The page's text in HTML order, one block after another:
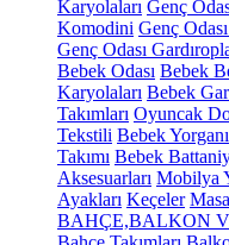
Karyolaları Genç
Komodini Genç
Genç Odası
Bebek Odası Bebek
Karyolaları Bebek
Takımları Oyuncak
Tekstili Bebek Yorganı
Takımı Bebek
Aksesuarları Mobilya
Ayakları Keçeler
BAHÇE,BALKON